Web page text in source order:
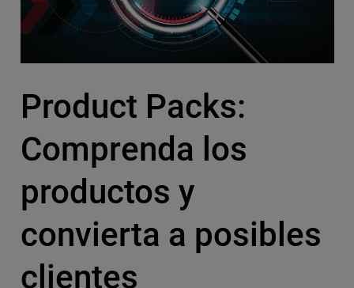
Product Packs:
Comprenda los
productos y
convierta a posibles
clientes